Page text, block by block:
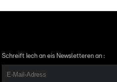
Schreift Iech an eis Newsletteren an :